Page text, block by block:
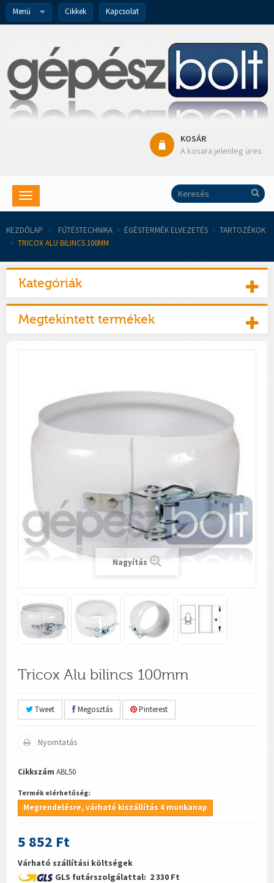
Menü Cikkek Kapcsolat
KOSÁR
A kosara jelenleg üres
Toggle
navigation
KEZDŐLAP > FŰTÉSTECHNIKA > ÉGÉSTERMÉK ELVEZETÉS > TARTOZÉKOK
> TRICOX ALU BILINCS 100MM
Kategóriák
Megtekintett termékek
Nagyítás
Tricox Alu bilincs 100mm
Tweet Megosztás Pinterest
Nyomtatás
Cikkszám ABL50
Termék elérhetőség:
Megrendelésre, várható kiszállítás 4 munkanap
5 852 Ft
Várható szállítási költségek
GLS futárszolgálattal: 2 330 Ft